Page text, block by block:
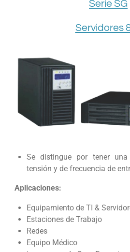
Serie SG
Servidores
Se distingue por tener
tensión y de frecuencia de
Aplicaciones:
Equipamiento de TI &
Estaciones de Trabajo
Redes
Equipo Médico